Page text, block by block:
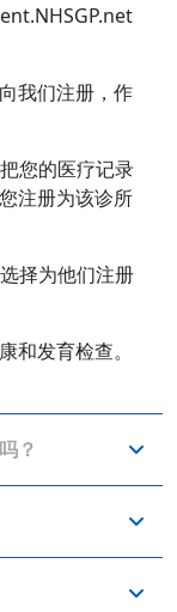
我们注册，作
您的医疗记录
注册为该诊所
择为他们注册
和发育检查。
？